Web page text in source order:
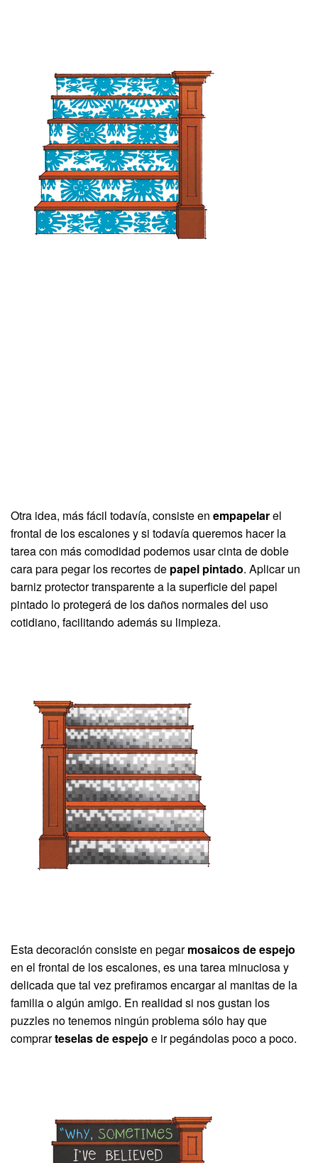
Otra idea, más fácil todavía, consiste en empapelarel
frontal de los escalones y si todavía queremos hacer la
tarea con más comodidad podemos usar cinta de doble
cara para pegar los recortes de papel pintado. Aplicar un
barniz protector transparente a la superficie del papel
pintado lo protegerá de los daños normales del uso
cotidiano, facilitando además su limpieza.
Esta decoración consiste en pegarmosaicos de espejo
en el frontal de los escalones, es una tarea minuciosa y
delicada que tal vez prefiramos encargar al manitas de la
familia o algún amigo. En realidad si nos gustan los
puzzles no tenemos ningún problema sólo hay que
comprarteselas de espejo e ir pegándolas poco a poco.